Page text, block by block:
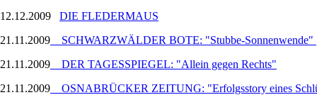
12.12.2009 DIE FLEDERMAUS
21.11.2009
SCHWARZWÄLDER BOTE: "Stubbe-Sonnenwende"
21.11.2009
DER TAGESSPIEGEL: "Allein gegen Rechts"
21.11.2009
OSNABRÜCKER ZEITUNG: "Erfolgsstory eines